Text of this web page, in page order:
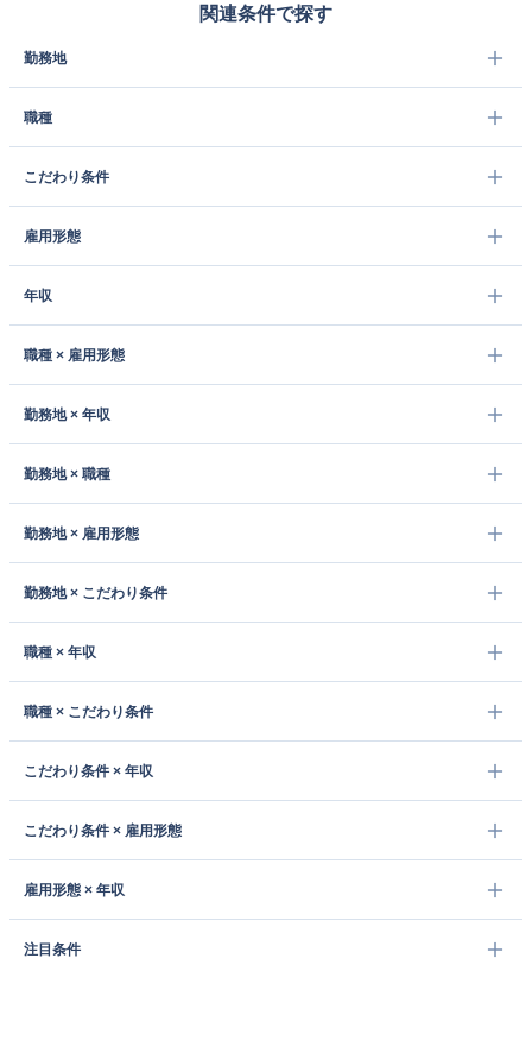
関連条件で探す
勤務地
職種
こだわり条件
雇用形態
年収
職種 × 雇用形態
勤務地 × 年収
勤務地 × 職種
勤務地 × 雇用形態
勤務地 × こだわり条件
職種 × 年収
職種 × こだわり条件
こだわり条件 × 年収
こだわり条件 × 雇用形態
雇用形態 × 年収
注目条件